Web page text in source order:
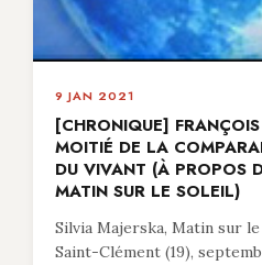
9 JAN 2021
[CHRONIQUE]
MOITIÉ DE LA
DU VIVANT (À PROPOS
MATIN SUR LE SOLEIL)
Silvia Majerska, Matin sur
Saint-Clément (19),